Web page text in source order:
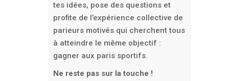
tes idées, pose des questions et
profite de l’expérience collective de
parieurs motivés qui cherchent tous
à atteindre le même objectif :
gagner aux paris sportifs.
Ne reste pas sur la touche !